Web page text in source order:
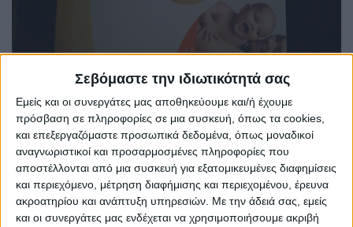
Σεβόμαστε την ιδιωτικότητά σας
Εμείς και οι συνεργάτες μας αποθηκεύουμε και/ή έχουμε
πρόσβαση σε πληροφορίες σε μια συσκευή, όπως τα cookies,
και επεξεργαζόμαστε προσωπικά δεδομένα, όπως μοναδικοί
αναγνωριστικοί και προσαρμοσμένες πληροφορίες που
αποστέλλονται από μια συσκευή για εξατομικευμένες διαφημίσεις
και περιεχόμενο, μέτρηση διαφήμισης και περιεχομένου, έρευνα
ακροατηρίου και ανάπτυξη υπηρεσιών. Με την άδειά σας, εμείς
και οι συνεργάτες μας ενδέχεται να χρησιμοποιήσουμε ακριβή
ΘΗΛΑΣΤΡΟ